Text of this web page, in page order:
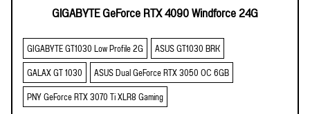
GIGABYTE GeForce RTX 4090 Windforce 24G
GIGABYTE GT1030 Low Profile 2G
ASUS GT1030 BRK
GALAX GT 1030
ASUS Dual GeForce RTX 3050 OC 6GB
PNY GeForce RTX 3070 Ti XLR8 Gaming